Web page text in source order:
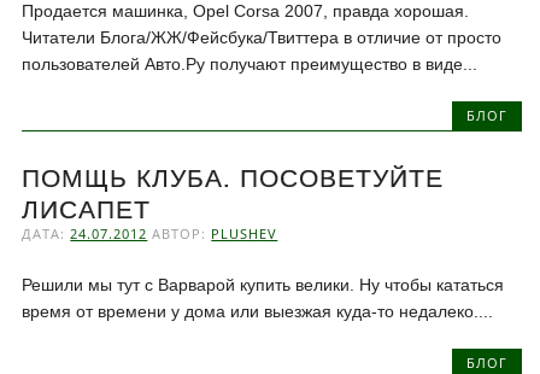
Продается машинка, Opel Corsa 2007, правда хорошая.
Читатели Блога/ЖЖ/Фейсбука/Твиттера в отличие от просто
пользователей Авто.Ру получают преимущество в виде...
БЛОГ
ПОМЩЬ КЛУБА. ПОСОВЕТУЙТЕ
ЛИСАПЕТ
ДАТА:24.07.2012 АВТОР: PLUSHEV
Решили мы тут с Варварой купить велики. Ну чтобы кататься
время от времени у дома или выезжая куда-то недалеко....
БЛОГ